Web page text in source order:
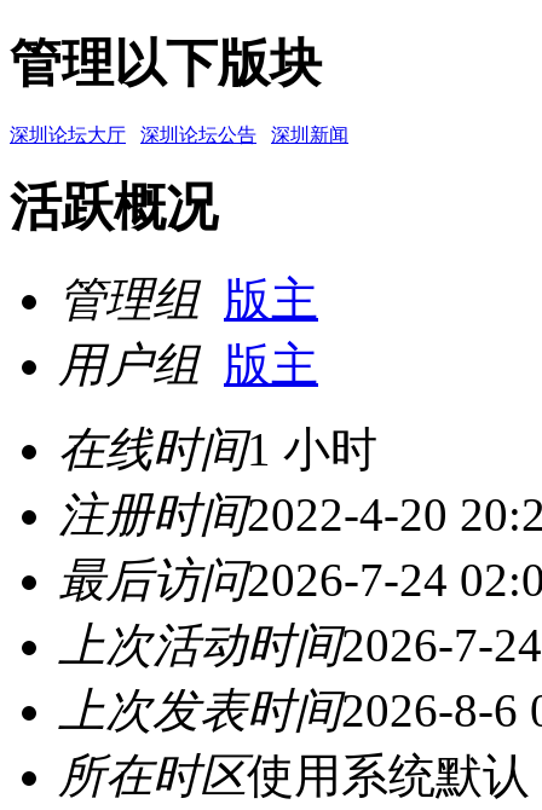
管理以下版块
深圳论坛大厅 深圳论坛公告 深圳新闻
活跃概况
管理组 版主
用户组 版主
在线时间1 小时
注册时间2022-4-20
最后访问2026-7-24
上次活动时间2026-7-
上次发表时间2026-8-6
所在时区使用系统默认